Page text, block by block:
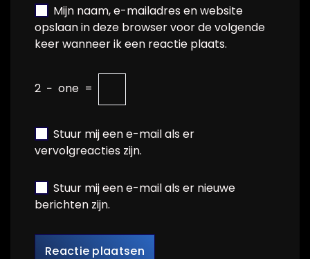
Mijn naam, e-mailadres en website
opslaan in deze browser voor de volgende
keer wanneer ik een reactie plaats.
2 − one =
Stuur mij een e-mail als er
vervolgreacties zijn.
Stuur mij een e-mail als er nieuwe
berichten zijn.